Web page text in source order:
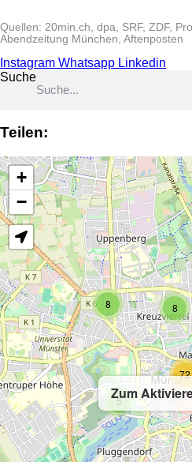
Quellen: 20min.ch, dpa, SRF, ZDF,
Abendzeitung München, Aftenposten
Instagram Whatsapp Linkedin
Suche
Teilen:
Zum
8 8
5
72
+
−